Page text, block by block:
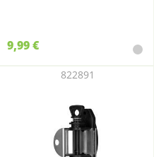
9,99 €
822891